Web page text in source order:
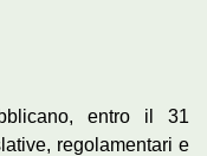
entro il 31
regolamentari e